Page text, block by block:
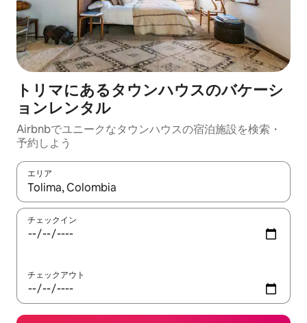
トリマにあるタウンハウスのバケーシ
ョンレンタル
Airbnbでユニークなタウンハウスの宿泊施設を検索・
予約しよう
エリア
検索結果が表示されたら、上下の矢印キーを使って移動するか
チェックイン
チェックアウト